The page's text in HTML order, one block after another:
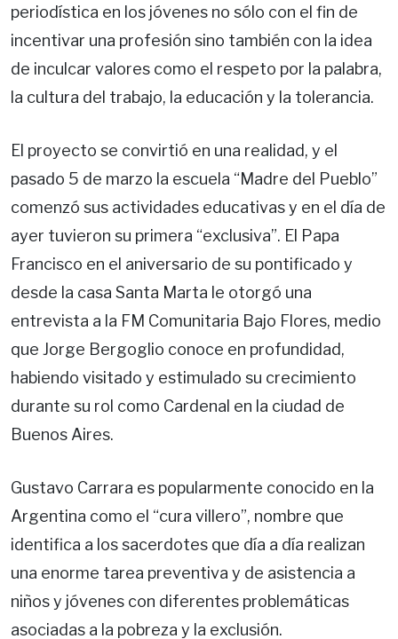
periodística en los jóvenes no sólo con el fin de
incentivar una profesión sino también con la idea
de inculcar valores como el respeto por la palabra,
la cultura del trabajo, la educación y la tolerancia.
El proyecto se convirtió en una realidad, y el
pasado 5 de marzo la escuela “Madre del Pueblo”
comenzó sus actividades educativas y en el día de
ayer tuvieron su primera “exclusiva”. El Papa
Francisco en el aniversario de su pontificado y
desde la casa Santa Marta le otorgó una
entrevista a la FM Comunitaria Bajo Flores, medio
que Jorge Bergoglio conoce en profundidad,
habiendo visitado y estimulado su crecimiento
durante su rol como Cardenal en la ciudad de
Buenos Aires.
Gustavo Carrara es popularmente conocido en la
Argentina como el “cura villero”, nombre que
identifica a los sacerdotes que día a día realizan
una enorme tarea preventiva y de asistencia a
niños y jóvenes con diferentes problemáticas
asociadas a la pobreza y la exclusión.